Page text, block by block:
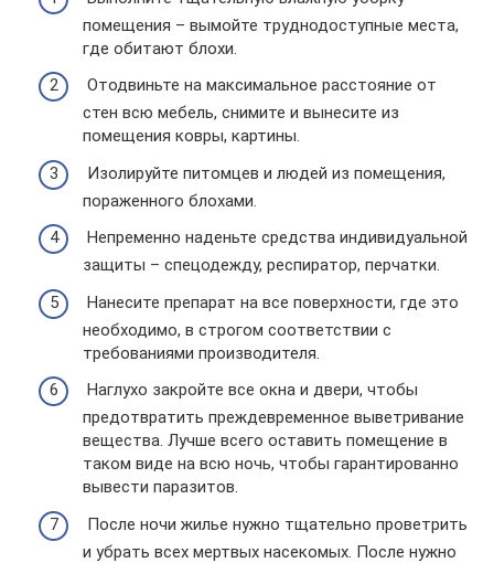
помещения – вымойте труднодоступные места,
где обитают блохи.
Отодвиньте на максимальное расстояние от
стен всю мебель, снимите и вынесите из
помещения ковры, картины.
Изолируйте питомцев и людей из помещения,
пораженного блохами.
Непременно наденьте средства индивидуальной
защиты – спецодежду, респиратор, перчатки.
Нанесите препарат на все поверхности, где это
необходимо, в строгом соответствии с
требованиями производителя.
Наглухо закройте все окна и двери, чтобы
предотвратить преждевременное выветривание
вещества. Лучше всего оставить помещение в
таком виде на всю ночь, чтобы гарантированно
вывести паразитов.
После ночи жилье нужно тщательно проветрить
и убрать всех мертвых насекомых. После нужно